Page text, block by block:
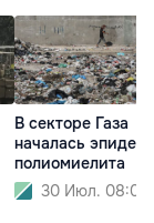
В секторе Газа
началась
полиомиелита
30 Июл. 08:01